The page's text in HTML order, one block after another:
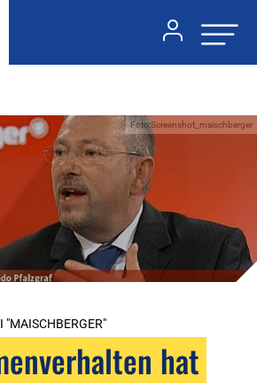
Foto:Screenshot_maischberger
"MAISCHBERGER"
hat